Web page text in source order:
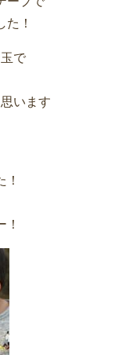
！
で
います
！